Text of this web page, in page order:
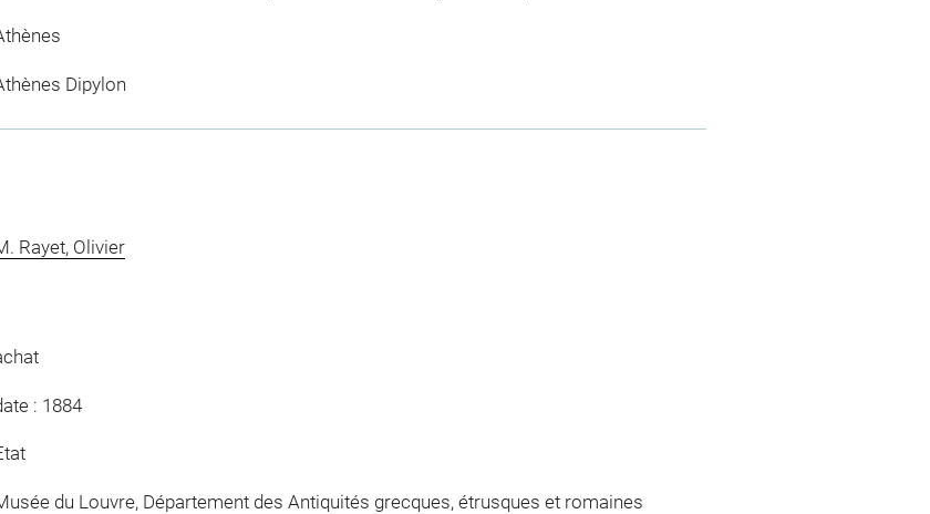
Dipylon
Rayet, Olivier
: 1884
du Louvre, Département des Antiquités grecques, étrusques et romaines